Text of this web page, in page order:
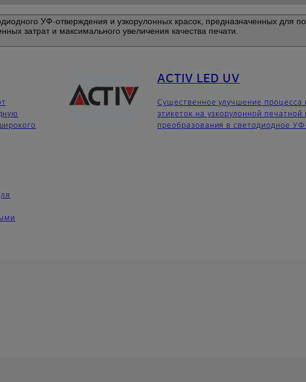
УФ-отверждения и узкорулонных красок, предназначенных для
затрат и максимального увеличения качества печати.
ACTIV LED UV
Существенное улучшение процесса
этикеток на узкорулонной
преобразования в светодиодное